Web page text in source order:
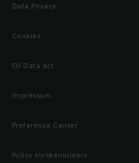
Data Privacy
Cookies
EU Data act
Impressum
Preference Center
Policy klokkenluiders